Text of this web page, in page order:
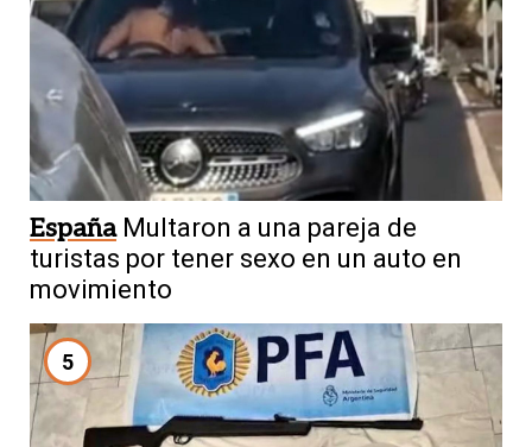
España Multaron a una pareja de
turistas por tener sexo en un auto en
movimiento
5